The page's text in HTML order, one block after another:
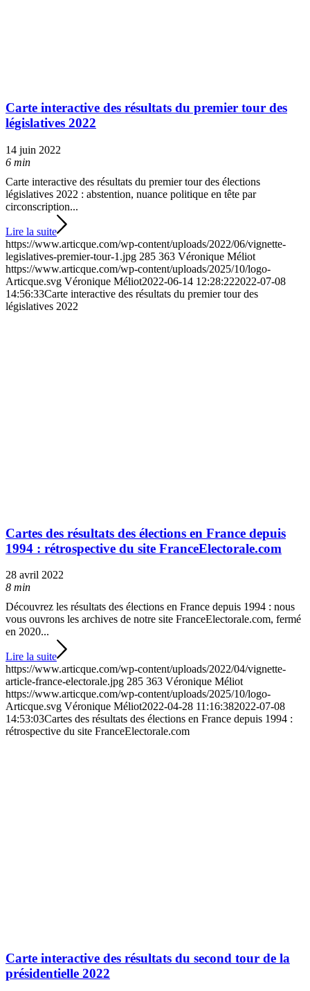
Carte interactive des résultats du premier tour des
législatives 2022
14 juin 2022
6 min
Carte interactive des résultats du premier tour des élections
législatives 2022 : abstention, nuance politique en tête par
circonscription...
Lire la suite
https://www.articque.com/wp-content/uploads/2022/06/vignette-
legislatives-premier-tour-1.jpg 285 363 Véronique Méliot
https://www.articque.com/wp-content/uploads/2025/10/logo-
Articque.svg Véronique Méliot2022-06-14 12:28:222022-07-08
14:56:33Carte interactive des résultats du premier tour des
législatives 2022
Cartes des résultats des élections en France depuis
1994 : rétrospective du site FranceElectorale.com
28 avril 2022
8 min
Découvrez les résultats des élections en France depuis 1994 : nous
vous ouvrons les archives de notre site FranceElectorale.com, fermé
en 2020...
Lire la suite
https://www.articque.com/wp-content/uploads/2022/04/vignette-
article-france-electorale.jpg 285 363 Véronique Méliot
https://www.articque.com/wp-content/uploads/2025/10/logo-
Articque.svg Véronique Méliot2022-04-28 11:16:382022-07-08
14:53:03Cartes des résultats des élections en France depuis 1994 :
rétrospective du site FranceElectorale.com
Carte interactive des résultats du second tour de la
présidentielle 2022